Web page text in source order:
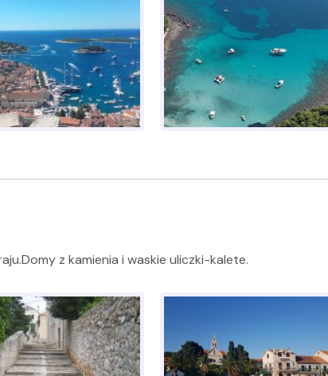
z kamienia i waskie uliczki-kalete.